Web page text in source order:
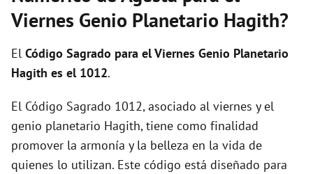
i
d
o
Viernes Genio Planetario Hagith?
El Código Sagrado para el Viernes Genio Planetario
Hagith es el 1012.
El Código Sagrado 1012, asociado al viernes y el
genio planetario Hagith, tiene como finalidad
promover la armonía y la belleza en la vida de
quienes lo utilizan. Este código está diseñado para